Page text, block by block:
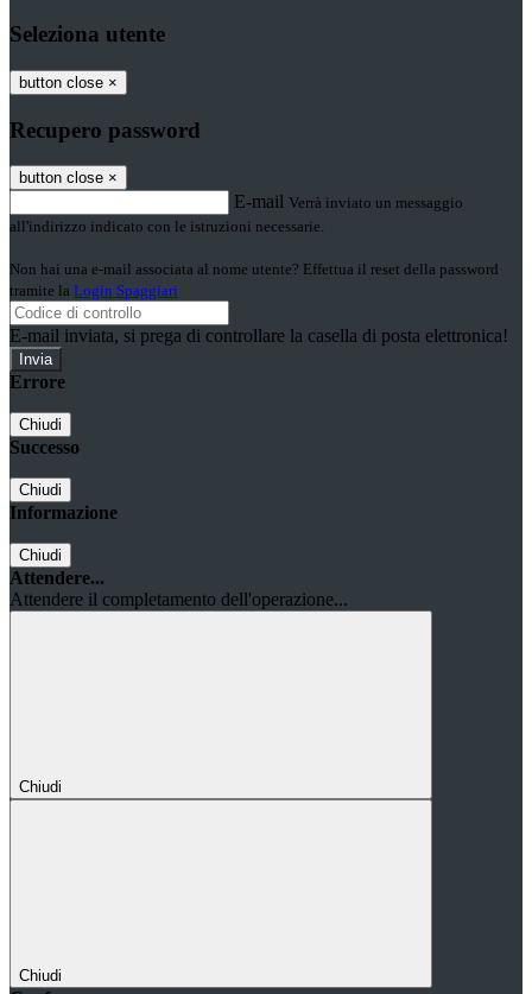
Seleziona utente
button close ×
Recupero password
button close ×
E-mail Verrà inviato un messaggio
all'indirizzo indicato con le istruzioni necessarie.
Non hai una e-mail associata al nome utente? Effettua il reset della password
tramite la Login Spaggiari
E-mail inviata, si prega di controllare la casella di posta elettronica!
Errore
Chiudi
Successo
Chiudi
Informazione
Chiudi
Attendere...
Attendere il completamento dell'operazione...
Chiudi
Chiudi